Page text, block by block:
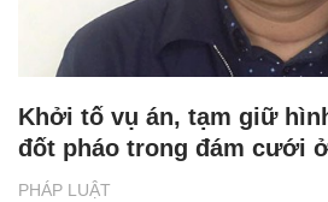
PHÁP LUẬT
Khởi tố vụ án, tạm giữ
đốt pháo trong đám cưới